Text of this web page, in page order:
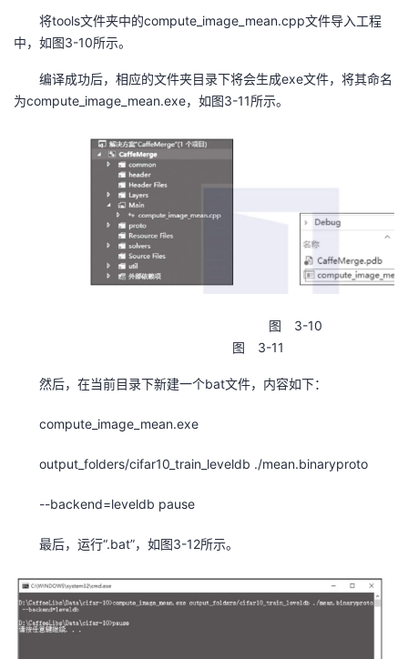
将tools文件夹中的compute_image_mean.cpp文件导入工程
中，如图3-10所示。
编译成功后，相应的文件夹目录下将会生成exe文件，将其命名
为compute_image_mean.exe，如图3-11所示。
图 3-10
图 3-11
然后，在当前目录下新建一个bat文件，内容如下：
compute_image_mean.exe
output_folders/cifar10_train_leveldb ./mean.binaryproto
--backend=leveldb pause
最后，运行“.bat”，如图3-12所示。